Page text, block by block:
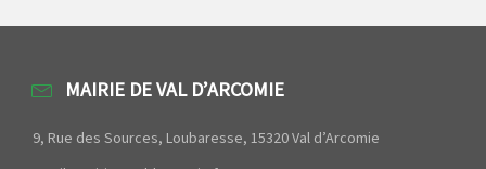
MAIRIE DE VAL D’ARCOMIE
9, Rue des Sources, Loubaresse, 15320 Val d’Arcomie